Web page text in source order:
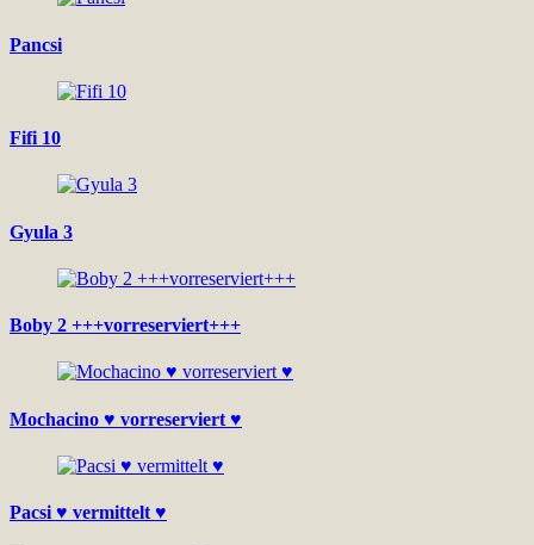
Pancsi
Fifi 10
Gyula 3
Boby 2 +++vorreserviert+++
Mochacino ♥ vorreserviert ♥
Pacsi ♥ vermittelt ♥